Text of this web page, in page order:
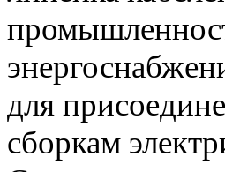
для
сборкам